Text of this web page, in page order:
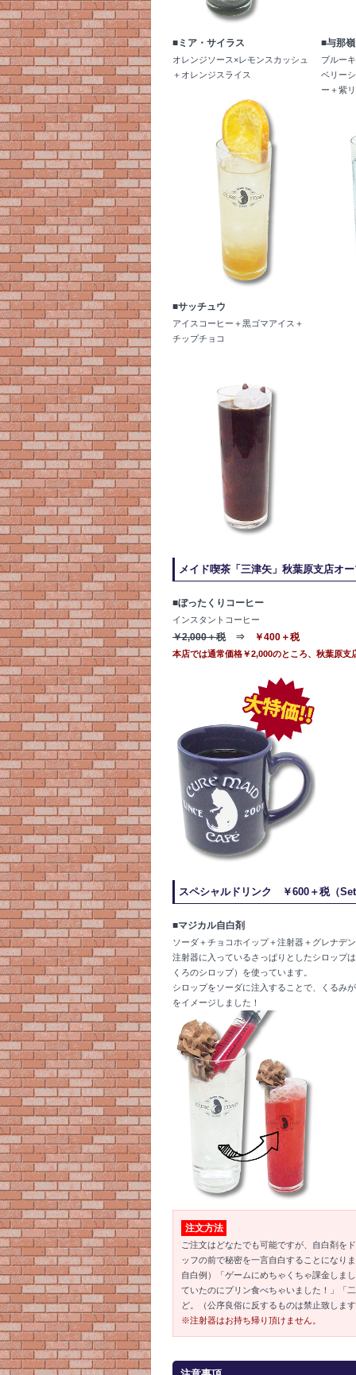
■ミア・サイラス
オレンジソース×レモンスカッシュ
＋オレンジスライス
■与那
ブルー
ベリー
ー＋紫
■サッチュウ
アイスコーヒー＋黒ゴマアイス＋
チップチョコ
メイド喫茶「三津矢」秋葉原支店オ
■ぼったくりコーヒー
インスタントコーヒー
￥2,000＋税 ⇒ ￥400＋税
本店では通常価格￥2,000のところ、秋葉原支
スペシャルドリンク ￥600＋税（
■マジカル自白剤
ソーダ＋チョコホイップ＋注射器＋グレナデ
注射器に入っているさっぱりとしたシロップ
くろのシロップ）を使っています。
シロップをソーダに注入することで、くるみ
をイメージしました！
注文方法
ご注文はどなたでも可能ですが、自白剤を
ッフの前で秘密を一言自白することになり
自白例）「ゲームにめちゃくちゃ課金しま
ていたのにプリン食べちゃいました！」「
ど。（公序良俗に反するものは禁止致しま
※注射器はお持ち帰り頂けません。